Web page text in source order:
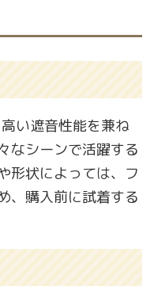
い遮音性能を兼ね
なシーンで活躍する
形状によっては、フ
、購入前に試着する